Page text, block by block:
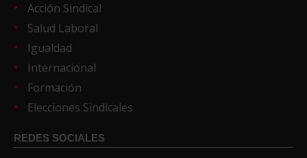
Acción Sindical
Salud Laboral
Igualdad
Internacional
Formación
Elecciones Sindicales
REDES SOCIALES